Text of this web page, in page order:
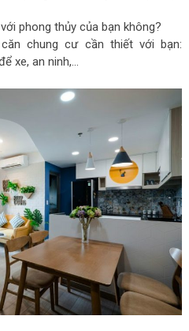
phong thủy của bạn không?
chung cư cần thiết với bạn:
xe, an ninh,…